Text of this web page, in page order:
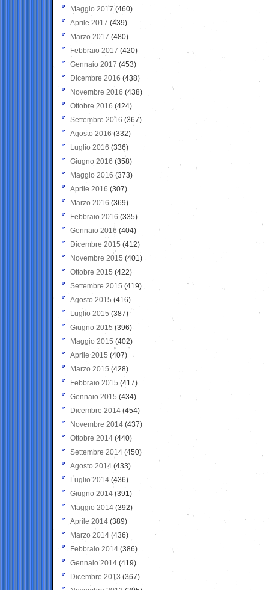
Maggio 2017 (460)
Aprile 2017 (439)
Marzo 2017 (480)
Febbraio 2017 (420)
Gennaio 2017 (453)
Dicembre 2016 (438)
Novembre 2016 (438)
Ottobre 2016 (424)
Settembre 2016 (367)
Agosto 2016 (332)
Luglio 2016 (336)
Giugno 2016 (358)
Maggio 2016 (373)
Aprile 2016 (307)
Marzo 2016 (369)
Febbraio 2016 (335)
Gennaio 2016 (404)
Dicembre 2015 (412)
Novembre 2015 (401)
Ottobre 2015 (422)
Settembre 2015 (419)
Agosto 2015 (416)
Luglio 2015 (387)
Giugno 2015 (396)
Maggio 2015 (402)
Aprile 2015 (407)
Marzo 2015 (428)
Febbraio 2015 (417)
Gennaio 2015 (434)
Dicembre 2014 (454)
Novembre 2014 (437)
Ottobre 2014 (440)
Settembre 2014 (450)
Agosto 2014 (433)
Luglio 2014 (436)
Giugno 2014 (391)
Maggio 2014 (392)
Aprile 2014 (389)
Marzo 2014 (436)
Febbraio 2014 (386)
Gennaio 2014 (419)
Dicembre 2013 (367)